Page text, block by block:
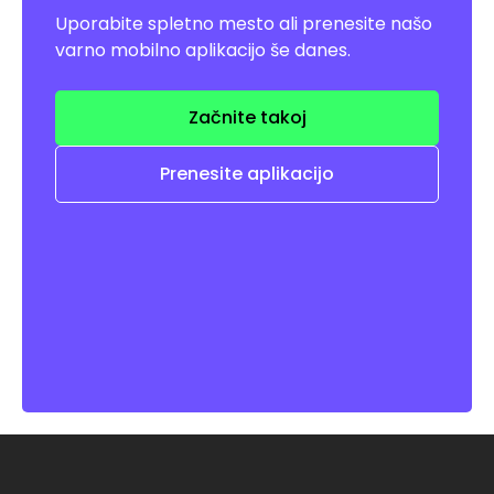
Uporabite spletno mesto ali prenesite našo
varno mobilno aplikacijo še danes.
Začnite takoj
Prenesite aplikacijo